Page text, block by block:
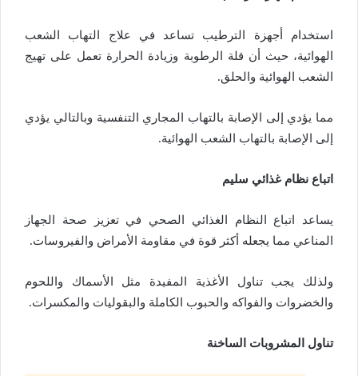
استخدام أجهزة الترطيب تساعد في علاج التهاب الشعب
الهوائية، حيث أن قلة الرطوبة وزيادة الحرارة تعمل على تهيج
الشعب الهوائية والحلق.
مما يؤدي إلى الإصابة بالتهاب المجاري التنفسية وبالتالي يؤدي
إلى الإصابة بالتهاب الشعب الهوائية.
اتباع نظام غذائي سليم
يساعد اتباع النظام الغذائي الصحي في تعزيز صحة الجهاز
المناعي مما يجعله أكثر قوة في مقاومة الأمراض والفيروسات.
ولذلك يجب تناول الأغذية المفيدة مثل الأسماك واللحوم
والخضروات والفواكه والحبوب الكاملة والبقوليات والمكسرات.
تناول المشروبات الساخنة